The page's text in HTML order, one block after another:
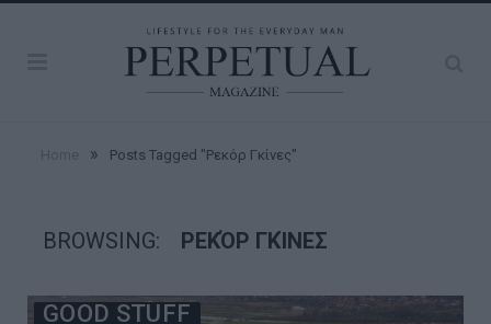
» Posts Tagged "Ρεκόρ Γκίνες"
BROWSING: ΡΕΚΌΡ ΓΚΊΝΕΣ
GOOD STUFF